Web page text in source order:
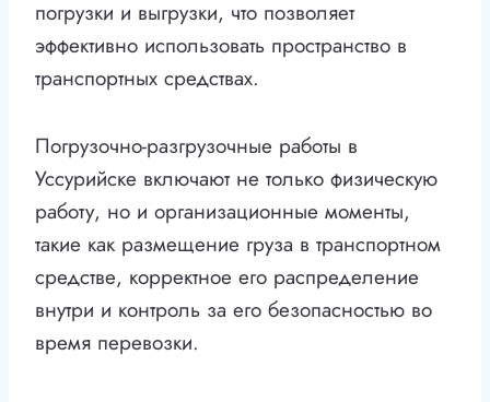
погрузки и выгрузки, что позволяет
эффективно использовать пространство в
транспортных средствах.
Погрузочно-разгрузочные работы в
Уссурийске включают не только физическую
работу, но и организационные моменты,
такие как размещение груза в транспортном
средстве, корректное его распределение
внутри и контроль за его безопасностью во
время перевозки.